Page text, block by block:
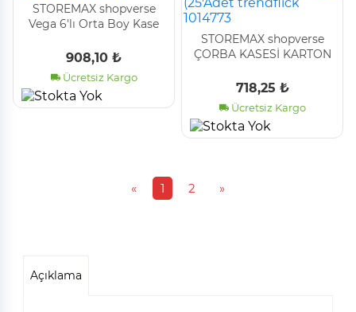
STOREMAX shopverse
Vega 6'lı Orta Boy Kase
908,10 ₺
Ücretsiz Kargo
STOREMAX shopverse
ÇORBA KASESİ KARTON
(25'Adet trendflick 1014773
718,25 ₺
Ücretsiz Kargo
« 1 2 »
Açıklama